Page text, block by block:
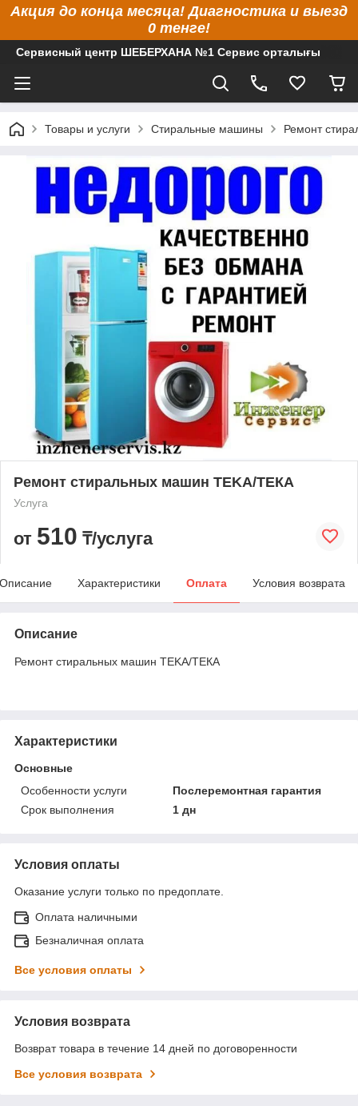
Акция до конца месяца! Диагностика и выезд
0 тенге!
Сервисный центр ШЕБЕРХАНА №1 Сервис орталығы
Товары и услуги Стиральные машины Ремонт
Ремонт стиральных машин TEKA/ТЕКА
Услуга
от 510 ₸/услуга
Описание Характеристики Оплата Условия возврата
Описание
Ремонт стиральных машин TEKA/ТЕКА
Характеристики
Основные
Особенности услуги
Послеремонтная гарантия
Срок выполнения
1 дн
Условия оплаты
Оказание услуги только по предоплате.
Оплата наличными
Безналичная оплата
Все условия оплаты
Условия возврата
Возврат товара в течение 14 дней по договоренности
Все условия возврата